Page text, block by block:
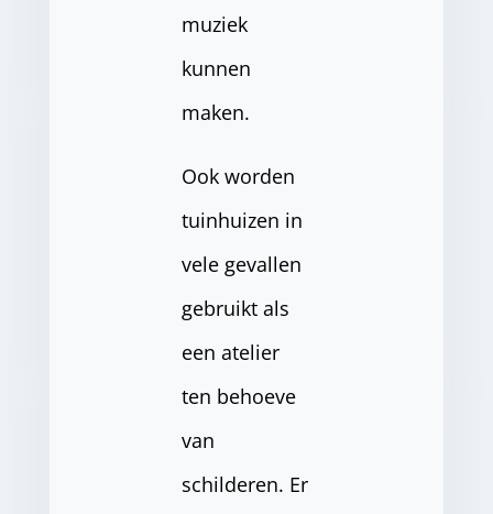
muziek
kunnen
maken.
Ook worden
tuinhuizen in
vele gevallen
gebruikt als
een atelier
ten behoeve
van
schilderen. Er